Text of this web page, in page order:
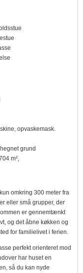
opvaskemask.
grund
m²,
omkring 300 meter fra
eller små grupper, der
er gennemtænkt
og det åbne køkken og
for familielivet i ferien.
perfekt orienteret mod
har huset en
så du kan nyde